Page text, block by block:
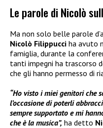
Le parole di Nicolò
Ma non solo belle parole
Nicolò Filippucci ha avuto
famiglia, durante la
tanti impegni ha trascorso
che gli hanno permesso di
“Ho visto i miei genitori che
l’occasione di poterli
sempre supportato e mi
che è la musica”, ha detto